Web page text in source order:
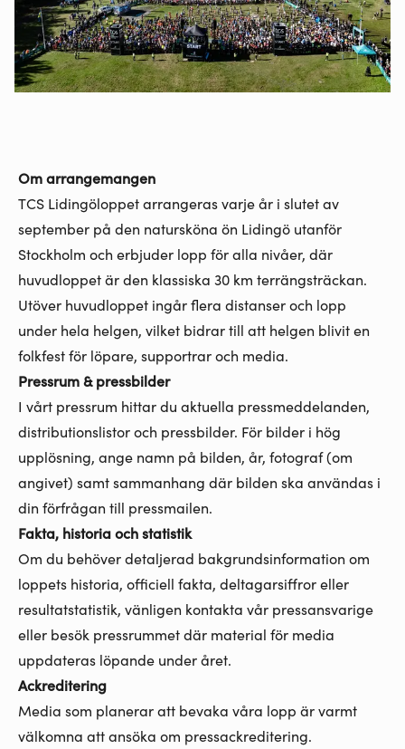
Om arrangemangen
TCS Lidingöloppet arrangeras varje år i slutet av
september på den natursköna ön Lidingö utanför
Stockholm och erbjuder lopp för alla nivåer, där
huvudloppet är den klassiska 30 km terrängsträckan.
Utöver huvudloppet ingår flera distanser och lopp
under hela helgen, vilket bidrar till att helgen blivit en
folkfest för löpare, supportrar och media.
Pressrum & pressbilder
I vårt pressrum hittar du aktuella pressmeddelanden,
distributionslistor och pressbilder. För bilder i hög
upplösning, ange namn på bilden, år, fotograf (om
angivet) samt sammanhang där bilden ska användas i
din förfrågan till pressmailen.
Fakta, historia och statistik
Om du behöver detaljerad bakgrundsinformation om
loppets historia, officiell fakta, deltagarsiffror eller
resultatstatistik, vänligen kontakta vår pressansvarige
eller besök pressrummet där material för media
uppdateras löpande under året.
Ackreditering
Media som planerar att bevaka våra lopp är varmt
välkomna att ansöka om pressackreditering.